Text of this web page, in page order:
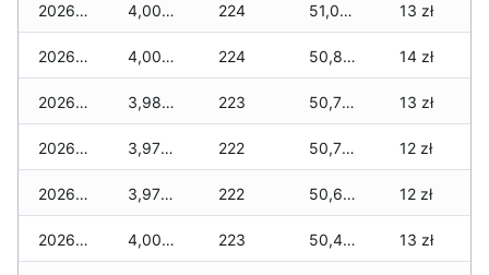
2026-03-25 4,000 zł 224 51,040 zł 13 zł
2026-03-24 4,000 zł 224 50,890 zł 14 zł
2026-03-23 3,980 zł 223 50,780 zł 13 zł
2026-03-22 3,970 zł 222 50,700 zł 12 zł
2026-03-21 3,970 zł 222 50,610 zł 12 zł
2026-03-20 4,000 zł 223 50,440 zł 13 zł